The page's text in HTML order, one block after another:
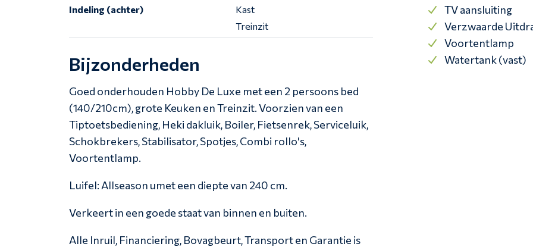
Indeling (achter)
Kast
Treinzit
Bijzonderheden
Goed onderhouden Hobby De Luxe met een 2 persoons bed
(140/210cm), grote Keuken en Treinzit. Voorzien van een
Tiptoetsbediening, Heki dakluik, Boiler, Fietsenrek, Serviceluik,
Schokbrekers, Stabilisator, Spotjes, Combi rollo's,
Voortentlamp.
Luifel: Allseason umet een diepte van 240 cm.
Verkeert in een goede staat van binnen en buiten.
Alle Inruil, Financiering, Bovagbeurt, Transport en Garantie is
TV aansluiting
Verzwaarde
Voortentlamp
Watertank (vast)